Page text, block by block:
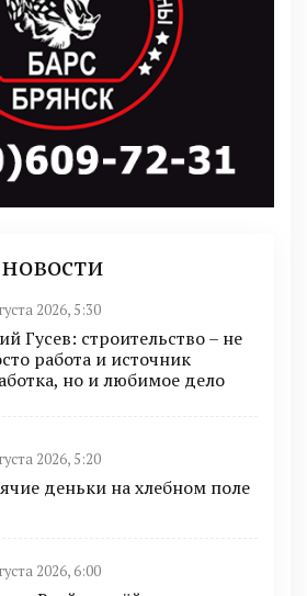
2026, 5:30
Гусев: строительство – не
работа и источник
но и любимое дело
2026, 5:20
деньки на хлебном поле
2026, 6:00